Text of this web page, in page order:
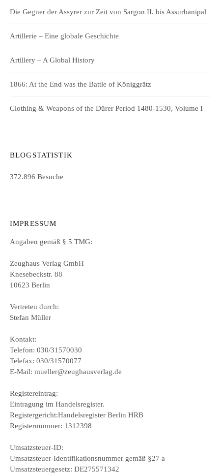
Die Gegner der Assyrer zur Zeit von Sargon II. bis Assurbanipal
Artillerie – Eine globale Geschichte
Artillery – A Global History
1866: At the End was the Battle of Königgrätz
Clothing & Weapons of the Dürer Period 1480-1530, Volume I
BLOGSTATISTIK
372.896 Besuche
IMPRESSUM
Angaben gemäß § 5 TMG:
Zeughaus Verlag GmbH
Knesebeckstr. 88
10623 Berlin
Vertreten durch:
Stefan Müller
Kontakt:
Telefon: 030/31570030
Telefax: 030/31570077
E-Mail: mueller@zeughausverlag.de
Registereintrag:
Eintragung im Handelsregister.
Registergericht:Handelsregister Berlin HRB
Registernummer: 1312398
Umsatzsteuer-ID:
Umsatzsteuer-Identifikationsnummer gemäß §27 a
Umsatzsteuergesetz: DE275571342